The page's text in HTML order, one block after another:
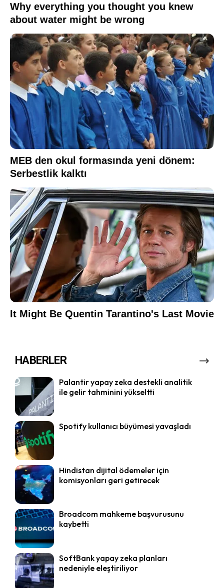
HABERLER
Palantir yapay zeka destekli analitik
ile gelir tahminini yükseltti
Spotify kullanıcı büyümesi yavaşladı
Hindistan dijital ödemeler için
komisyonları geri getirecek
Broadcom mahkeme başvurusunu
kaybetti
SoftBank yapay zeka planları
nedeniyle eleştiriliyor